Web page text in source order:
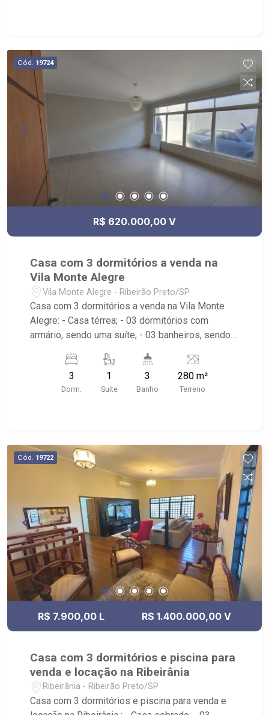
Cód. 19724
R$ 620.000,00 V
Casa com 3 dormitórios a venda na
Vila Monte Alegre
Vila Monte Alegre - Ribeirão Preto/SP
Casa com 3 dormitórios a venda na Vila Monte
Alegre: - Casa térrea; - 03 dormitórios com
armário, sendo uma suíte; - 03 banheiros, sendo
planejada; - Varanda gourmet; - Churrasqueira; -
Área de Serviço planejada; - Portão Eletrônico; -
Localizado próximo ao Praiô Sport Bar,
3
Dorm.
1
Suite
3
Banho
280 m²
Terreno
Cód. 19722
R$ 7.900,00 L R$ 1.400.000,00 V
Casa com 3 dormitórios e piscina para
venda e locação na Ribeirânia
Ribeirânia - Ribeirão Preto/SP
Casa com 3 dormitórios e piscina para venda e